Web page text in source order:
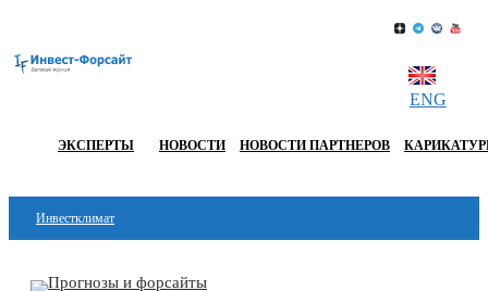
ENG
ЭКСПЕРТЫ НОВОСТИ НОВОСТИ ПАРТНЕРОВ
Инвестклимат